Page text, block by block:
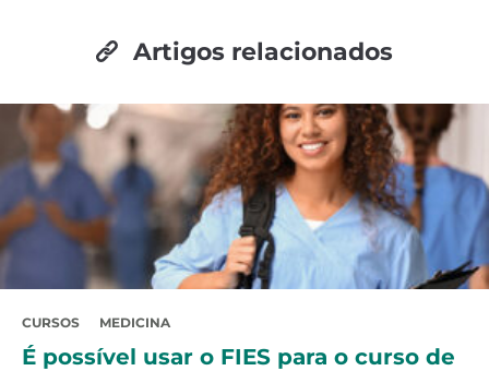
Artigos relacionados
CURSOS MEDICINA
É possível usar o FIES para o curso de